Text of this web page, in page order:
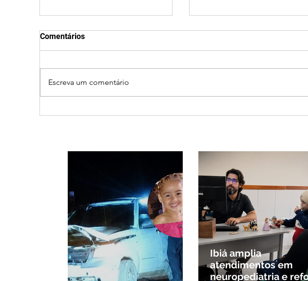
provocar rajadas de vento
Quinca Mariano muda
Comentários
Escreva um comentário
Ibiá amplia
atendimentos em
neuropediatria e